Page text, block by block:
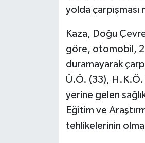
yolda
Kaza, Doğu
göre, otomobil, 2
duramayarak
Ü.Ö. (33), H.K.Ö.
yerine gelen
Eğitim ve
tehlikelerinin